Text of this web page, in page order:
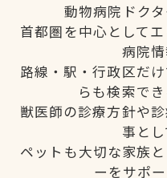
動物病院ドクタ
首都圏を中心として
病院情
路線・駅・行政区だ
らも検索で
獣医師の診療方針や
事とし
ペットも大切な家族
ーをサポー